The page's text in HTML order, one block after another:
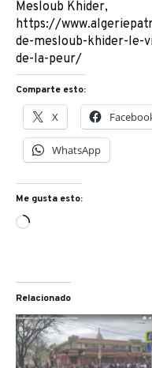
Mesloub Khider,
https://
de-mesloub-khider-le-
de-la-peur/
Comparte esto:
X
WhatsApp
Me gusta esto:
Cargando...
Relacionado